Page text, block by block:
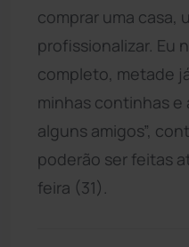
comprar uma casa,
profissionalizar. Eu
completo, metade
minhas continhas e
alguns amigos”,
poderão ser feitas
feira (31).